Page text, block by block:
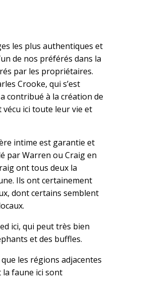
les plus authentiques et
de nos préférés dans la
par les propriétaires.
Crooke, qui s’est
contribué à la création de
vécu ici toute leur vie et
intime est garantie et
par Warren ou Craig en
ont tous deux la
Ils ont certainement
dont certains semblent
ici, qui peut très bien
et des buffles.
les régions adjacentes
la faune ici sont